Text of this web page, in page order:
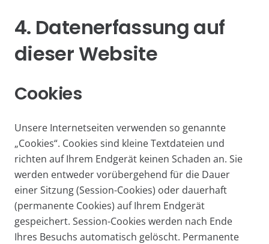
4. Datenerfassung auf
dieser Website
Cookies
Unsere Internetseiten verwenden so genannte
„Cookies“. Cookies sind kleine Textdateien und
richten auf Ihrem Endgerät keinen Schaden an. Sie
werden entweder vorübergehend für die Dauer
einer Sitzung (Session-Cookies) oder dauerhaft
(permanente Cookies) auf Ihrem Endgerät
gespeichert. Session-Cookies werden nach Ende
Ihres Besuchs automatisch gelöscht. Permanente